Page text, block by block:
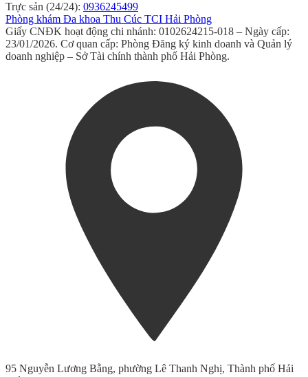
Trực sản (24/24): 0936245499
Phòng khám Đa khoa Thu Cúc TCI Hải Phòng
Giấy CNĐK hoạt động chi nhánh: 0102624215-018 – Ngày cấp:
23/01/2026. Cơ quan cấp: Phòng Đăng ký kinh doanh và Quản lý
doanh nghiệp – Sở Tài chính thành phố Hải Phòng.
95 Nguyễn Lương Bằng, phường Lê Thanh Nghị, Thành phố Hải